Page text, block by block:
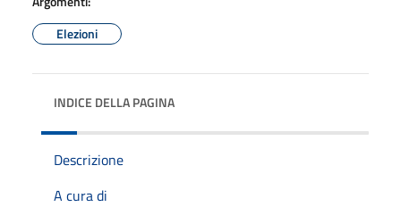
Elezioni
INDICE DELLA PAGINA
Descrizione
A cura di